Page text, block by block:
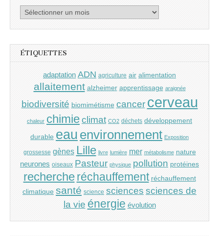
Archives
ÉTIQUETTES
adaptation ADN agriculture air alimentation
allaitement alzheimer apprentissage araignée
biodiversité biomimétisme cancer cerveau
chaleur chimieclimat CO2 déchets développement
durable eau environnement Exposition
grossesse gènes Lille livre lumière mer métabolisme nature
neurones oiseaux Pasteur physique pollution protéines
recherche réchauffement réchauffement
climatique santé science sciences sciences de
la vie énergie évolution